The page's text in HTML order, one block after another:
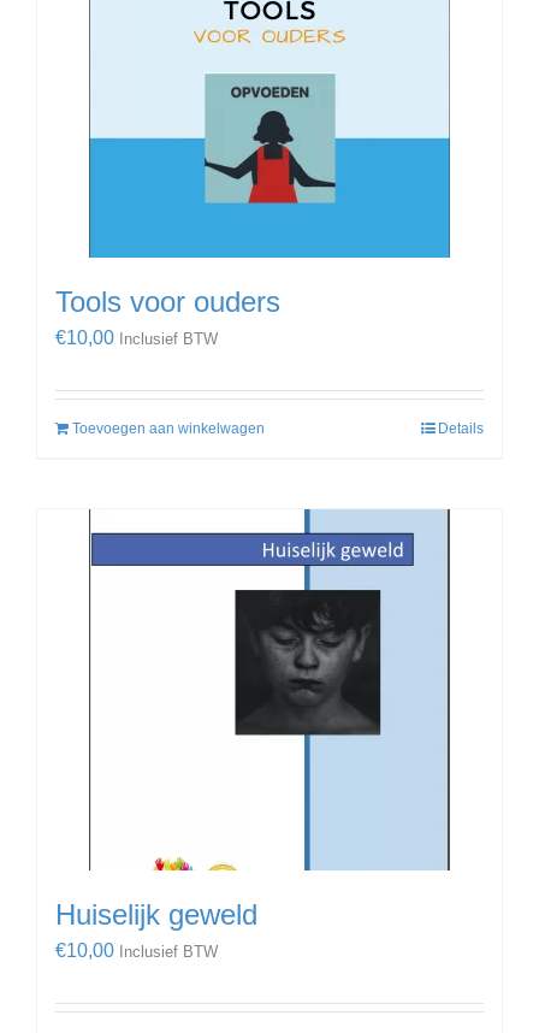
Tools voor ouders
€10,00 Inclusief BTW
Toevoegen aan winkelwagen Details
Huiselijk geweld
€10,00 Inclusief BTW